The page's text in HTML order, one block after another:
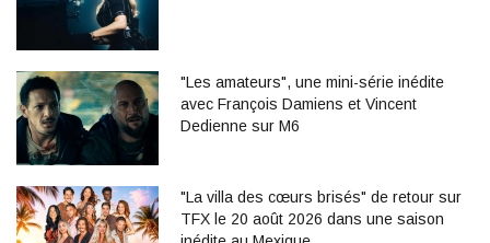
"Les amateurs", une mini-série inédite
avec François Damiens et Vincent
Dedienne sur M6
"La villa des cœurs brisés" de retour sur
TFX le 20 août 2026 dans une saison